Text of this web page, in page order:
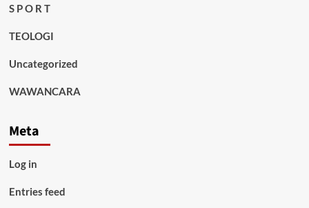
S P O R T
TEOLOGI
Uncategorized
WAWANCARA
Meta
Log in
Entries feed